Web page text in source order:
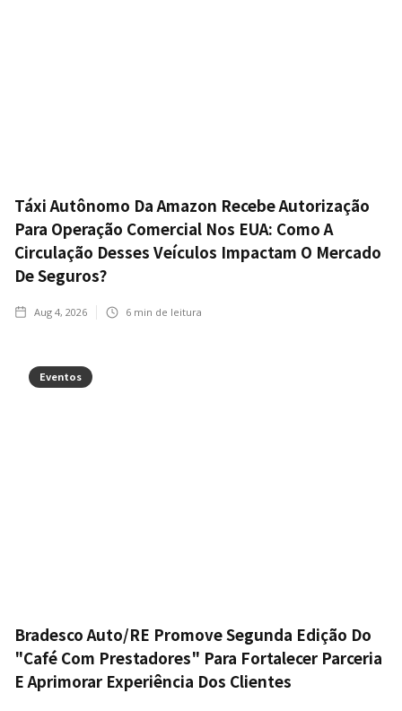
Táxi Autônomo Da Amazon Recebe Autorização
Para Operação Comercial Nos EUA: Como A
Circulação Desses Veículos Impactam O Mercado
De Seguros?
Aug 4, 2026 6 min de leitura
Eventos
Bradesco Auto/RE Promove Segunda Edição Do
"Café Com Prestadores" Para Fortalecer Parceria
E Aprimorar Experiência Dos Clientes